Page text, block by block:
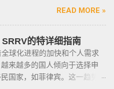
是他们的职业“岌岌可危”。 只有
下，或者由于职业丶专业或
险之中的人，才会被认定为
于经商需要，存在较高风险成
商人，也可以申请携带许可
业的人们必须通过药物和心
项目，菲律宾MAKATI 实体公
（Voluntary Deportation
非法行为导致被遣返，情节比
20年，很多客户是非法用落地
遣返客户都会成为“菲律宾不
辆代步车，所以此贴仅供预算
考，大神勿喷。 废话不多
时候最好选择本地人开的车
最好，一般没啥通病，最好自
手车网站也可以，原因我就
国人卖的车很多调表 很多有
你心爱的车的时候千万不要着
READ MORE »
的特详细指南
球化进程的加快和个人需求
来越多的国人倾向于选择申
国家，如菲律宾。这一趋势